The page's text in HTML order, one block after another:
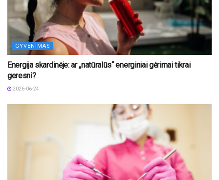
GYVENIMAS
Energija skardinėje: ar „natūralūs“ energiniai gėrimai tikrai
geresni?
2026-06-24